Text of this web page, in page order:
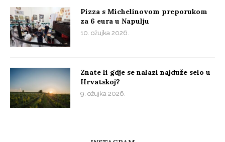
Pizza s Michelinovom preporukom
za 6 eura u Napulju
10. ožujka 2026.
Znate li gdje se nalazi najduže selo u
Hrvatskoj?
9. ožujka 2026.